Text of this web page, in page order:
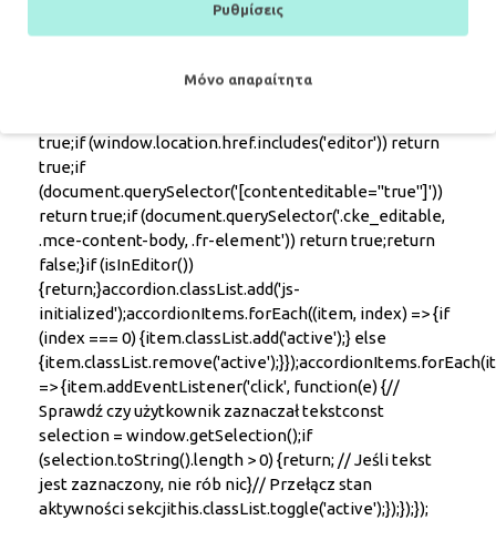
(window.frameElement) return true;if
(document.body.contentEditable === 'true') return
true;if (window.location.href.includes('/admin')) return
true;if (window.location.href.includes('editor')) return
true;if
(document.querySelector('[contenteditable="true"]'))
return true;if (document.querySelector('.cke_editable,
.mce-content-body, .fr-element')) return true;return
false;}if (isInEditor())
{return;}accordion.classList.add('js-
initialized');accordionItems.forEach((item, index) => {if
(index === 0) {item.classList.add('active');} else
=> {item.addEventListener('click', function(e) {//
Sprawdź czy użytkownik zaznaczał tekstconst
selection = window.getSelection();if
(selection.toString().length > 0) {return; // Jeśli tekst
jest zaznaczony, nie rób nic}// Przełącz stan
aktywności sekcjithis.classList.toggle('active');});});});
Ρυθμίσεις
Μόνο απαραίτητα